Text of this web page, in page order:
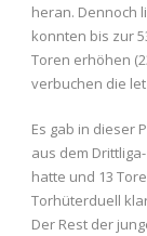
heran. Dennoch
konnten bis zur
Toren erhöhen
verbuchen die
Es gab in dieser
aus dem
hatte und 13
Torhüterduell
Der Rest der